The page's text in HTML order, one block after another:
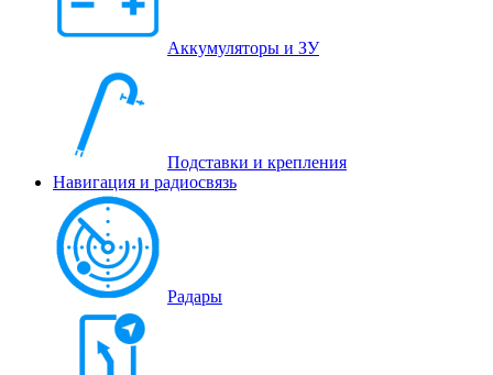
Аккумуляторы и ЗУ
Подставки и крепления
Навигация и радиосвязь
Радары